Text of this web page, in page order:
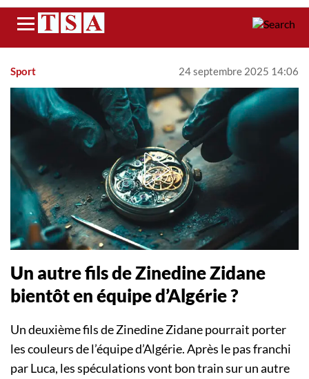
Menu
Sport 24 septembre 2025 14:06
Un autre fils de Zinedine Zidane
bientôt en équipe d’Algérie ?
Un deuxième fils de Zinedine Zidane pourrait porter
les couleurs de l’équipe d’Algérie. Après le pas franchi
par Luca, les spéculations vont bon train sur un autre